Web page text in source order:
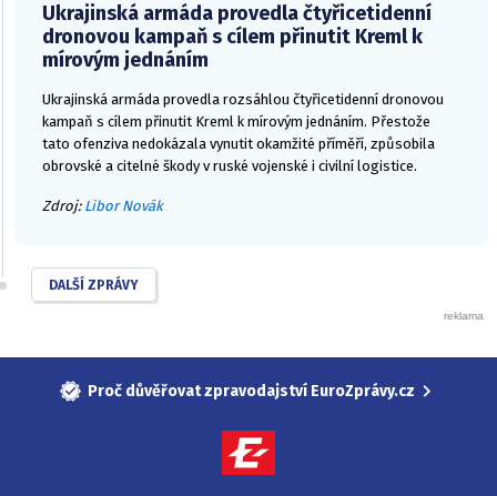
Ukrajinská armáda provedla čtyřicetidenní
dronovou kampaň s cílem přinutit Kreml k
mírovým jednáním
Ukrajinská armáda provedla rozsáhlou čtyřicetidenní dronovou
kampaň s cílem přinutit Kreml k mírovým jednáním. Přestože
tato ofenziva nedokázala vynutit okamžité příměří, způsobila
obrovské a citelné škody v ruské vojenské i civilní logistice.
Zdroj: Libor Novák
DALŠÍ ZPRÁVY
Proč důvěřovat zpravodajství EuroZprávy.cz